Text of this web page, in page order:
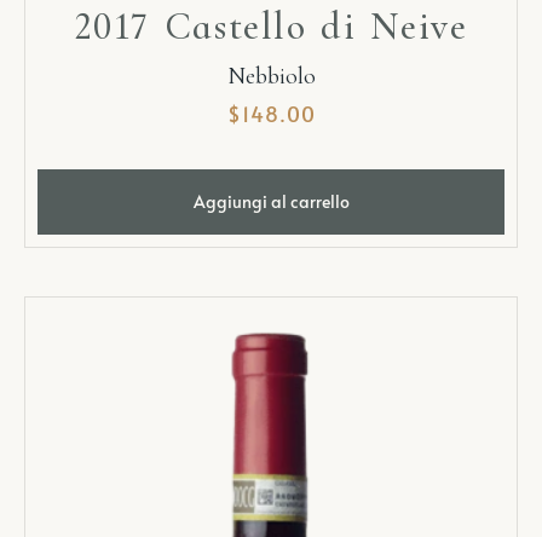
2017 Castello di Neive
Nebbiolo
$ 148.00
Aggiungi al carrello